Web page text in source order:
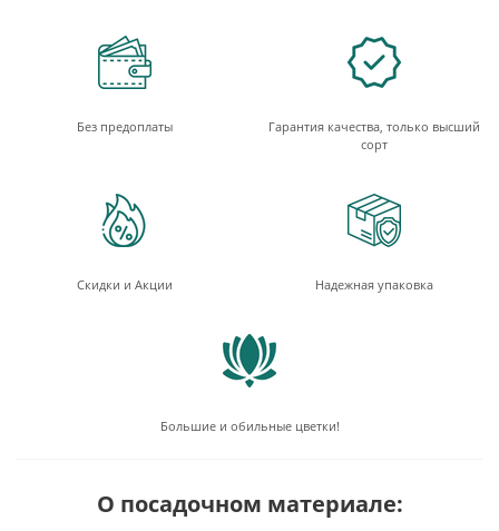
Без предоплаты
Гарантия качества, только высший
сорт
Скидки и Акции Надежная упаковка
Большие и обильные цветки!
О посадочном материале: